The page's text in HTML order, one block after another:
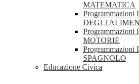
MATEMATICA
Programmazioni
DEGLI
Programmazioni
MOTORIE
Programmazioni
SPAGNOLO
Educazione Civica